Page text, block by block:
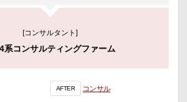
[コンサルタント]
系コンサルティングファーム
AFTER コンサル